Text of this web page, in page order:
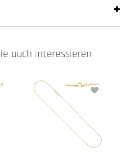
auch interessieren